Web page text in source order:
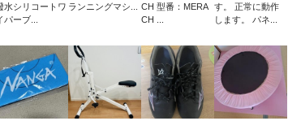
水シリコートワ
パーブ...
ランニングマシ...
CH 型番：MERA
CH ...
す。 正常に動作
します。 パネ...